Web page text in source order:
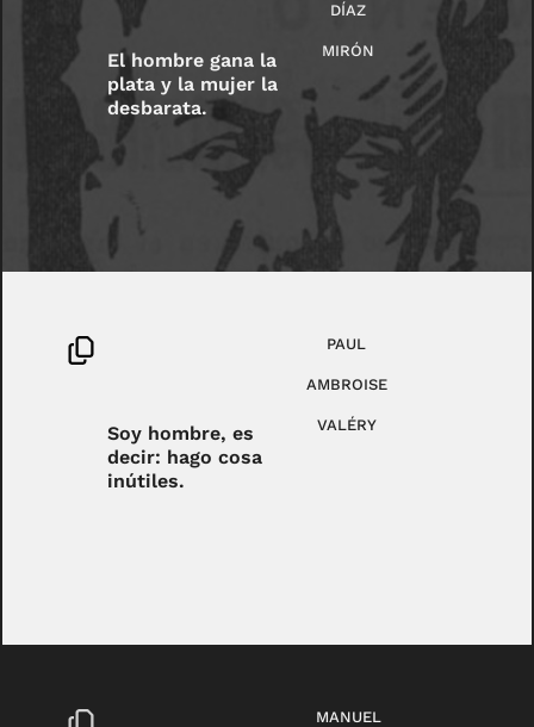
El hombre gana la
plata y la mujer la
desbarata.
DÍAZ
MIRÓN
Soy hombre, es
decir: hago cosa
inútiles.
PAUL
AMBROISE
VALÉRY
MANUEL